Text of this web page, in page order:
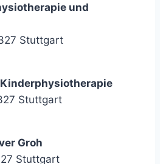
und
Stuttgart
Stuttgart
Groh
Stuttgart